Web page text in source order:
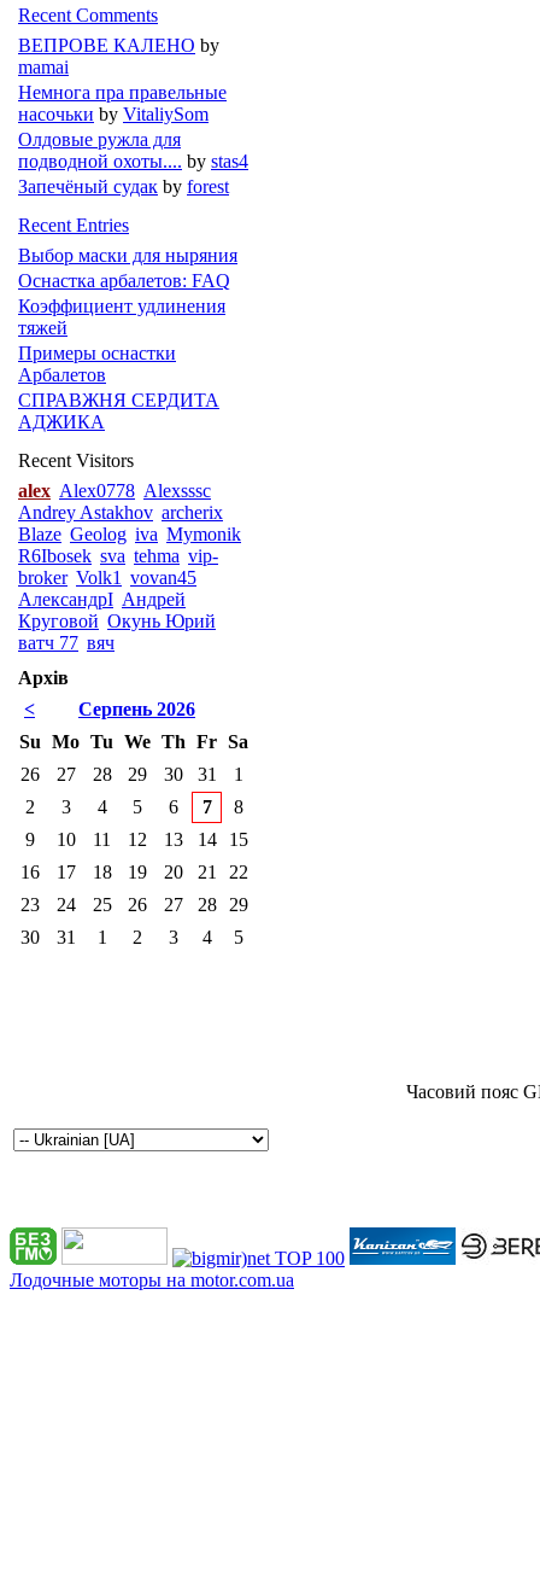
Recent Comments
ВЕПРОВЕ КАЛЕНО by
mamai
Немнога пра правельные
насочьки by VitaliySom
Олдовые ружла для
подводной охоты.... by stas4
Запечёный судак by forest
Recent Entries
Выбор маски для ныряния
Оснастка арбалетов: FAQ
Коэффициент удлинения
тяжей
Примеры оснастки
Арбалетов
СПРАВЖНЯ СЕРДИТА
АДЖИКА
Recent Visitors
alex Alex0778 Alexsssc
Andrey Astakhov archerix
Blaze Geolog iva Mymonik
R6Ibosek sva tehma vip-
broker Volk1 vovan45
АлександрI Андрей
Круговой Окунь Юрий
ватч 77 вяч
Архів
<
Серпень 2026
Su Mo Tu We Th Fr Sa
26
27 28 29 30 31
1
2
3 4 5 6 7
8
9
10 11 12 13 14
15
16
17 18 19 20 21
22
23
24 25 26 27 28
29
30
31 1 2 3 4 5
Часовий пояс
Лодочные моторы на motor.com.ua